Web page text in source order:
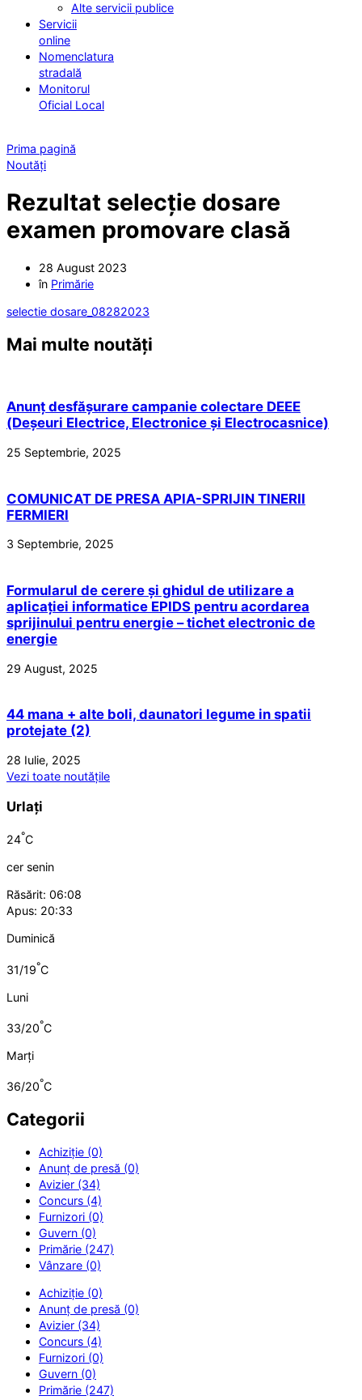
Alte servicii publice
Servicii
online
Nomenclatura
stradală
Monitorul
Oficial Local
Prima pagină
Noutăți
Rezultat selecție dosare
examen promovare clasă
28 August 2023
în Primărie
selectie dosare_08282023
Mai multe noutăți
Anunț desfășurare campanie colectare DEEE
(Deșeuri Electrice, Electronice și Electrocasnice)
25 Septembrie, 2025
COMUNICAT DE PRESA APIA-SPRIJIN TINERII
FERMIERI
3 Septembrie, 2025
Formularul de cerere și ghidul de utilizare a
aplicației informatice EPIDS pentru acordarea
sprijinului pentru energie – tichet electronic de
energie
29 August, 2025
44 mana + alte boli, daunatori legume in spatii
protejate (2)
28 Iulie, 2025
Vezi toate noutățile
Urlați
24°C
cer senin
Răsărit: 06:08
Apus: 20:33
Duminică
31/19°C
Luni
33/20°C
Marți
36/20°C
Categorii
Achiziție (0)
Anunț de presă (0)
Avizier (34)
Concurs (4)
Furnizori (0)
Guvern (0)
Primărie (247)
Vânzare (0)
Achiziție (0)
Anunț de presă (0)
Avizier (34)
Concurs (4)
Furnizori (0)
Guvern (0)
Primărie (247)